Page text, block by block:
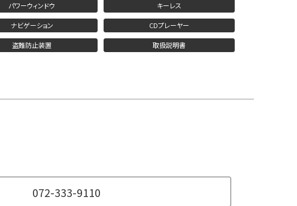
パワーウィンドウ キーレス
ナビゲーション CDプレーヤー
盗難防止装置 取扱説明書
072-333-9110